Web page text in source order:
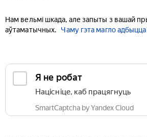
Нам вельмі шкада, але запыты з вашай
аўтаматычных.
Чаму гэта магло
Я не робат
Націсніце, каб працягнуць
SmartCaptcha by Yandex Cloud